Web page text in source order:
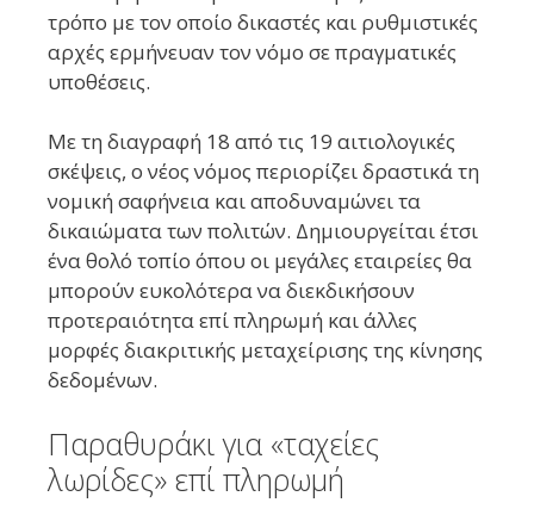
τρόπο με τον οποίο δικαστές και ρυθμιστικές
αρχές ερμήνευαν τον νόμο σε πραγματικές
υποθέσεις.
Με τη διαγραφή 18 από τις 19 αιτιολογικές
σκέψεις, ο νέος νόμος περιορίζει δραστικά τη
νομική σαφήνεια και αποδυναμώνει τα
δικαιώματα των πολιτών. Δημιουργείται έτσι
ένα θολό τοπίο όπου οι μεγάλες εταιρείες θα
μπορούν ευκολότερα να διεκδικήσουν
προτεραιότητα επί πληρωμή και άλλες
μορφές διακριτικής μεταχείρισης της κίνησης
δεδομένων.
Παραθυράκι για «ταχείες
λωρίδες» επί πληρωμή